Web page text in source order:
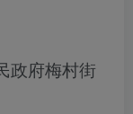
政府梅村街